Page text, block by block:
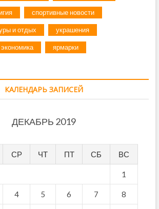
спортивные новости
и отдых украшения
экономика ярмарки
КАЛЕНДАРЬ ЗАПИСЕЙ
ДЕКАБРЬ 2019
СР ЧТ ПТ СБ ВС
1
4 5 6 7 8